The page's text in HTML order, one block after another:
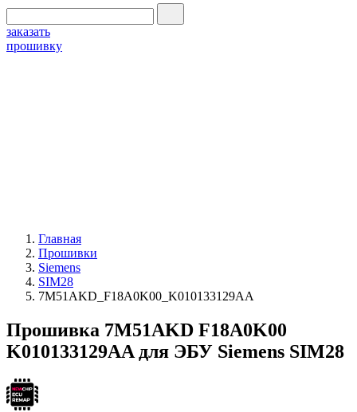
заказать
прошивку
Главная
Прошивки
Siemens
SIM28
7M51AKD_F18A0K00_K010133129AA
Прошивка 7M51AKD F18A0K00
K010133129AA для ЭБУ Siemens SIM28